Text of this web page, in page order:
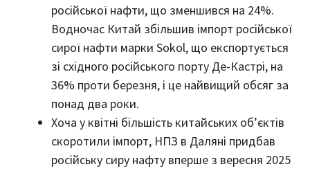
російської нафти, що зменшився на 24%.
Водночас Китай збільшив імпорт російської
сирої нафти марки Sokol, що експортується
зі східного російського порту Де-Кастрі, на
36% проти березня, і це найвищий обсяг за
понад два роки.
Хоча у квітні більшість китайських об’єктів
скоротили імпорт, НПЗ в Даляні придбав
російську сиру нафту вперше з вересня 2025